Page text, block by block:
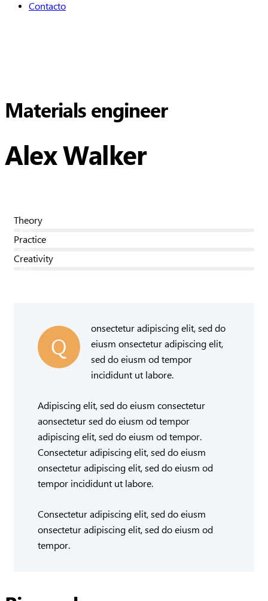
Contacto
Materials engineer
Alex Walker
Theory
Practice
Creativity
Q
onsectetur adipiscing elit, sed do
eiusm onsectetur adipiscing elit,
sed do eiusm od tempor
incididunt ut labore.
Adipiscing elit, sed do eiusm consectetur
aonsectetur sed do eiusm od tempor
adipiscing elit, sed do eiusm od tempor.
Consectetur adipiscing elit, sed do eiusm
onsectetur adipiscing elit, sed do eiusm od
tempor incididunt ut labore.
Consectetur adipiscing elit, sed do eiusm
onsectetur adipiscing elit, sed do eiusm od
tempor.